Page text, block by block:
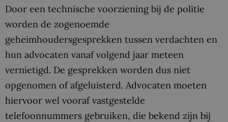
Door een technische voorziening bij de politie
worden de zogenoemde
geheimhoudersgesprekken tussen verdachten en
hun advocaten vanaf volgend jaar meteen
vernietigd. De gesprekken worden dus niet
opgenomen of afgeluisterd. Advocaten moeten
hiervoor wel vooraf vastgestelde
telefoonnummers gebruiken, die bekend zijn bij